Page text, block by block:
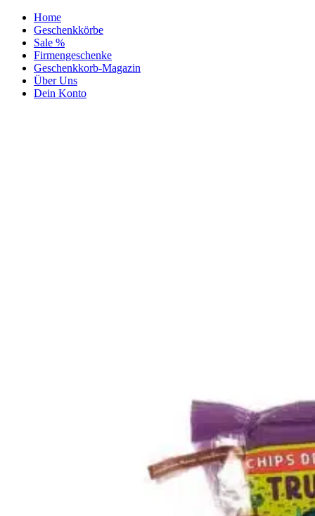
Home
Geschenkkörbe
Sale %
Firmengeschenke
Geschenkkorb-Magazin
Über Uns
Dein Konto